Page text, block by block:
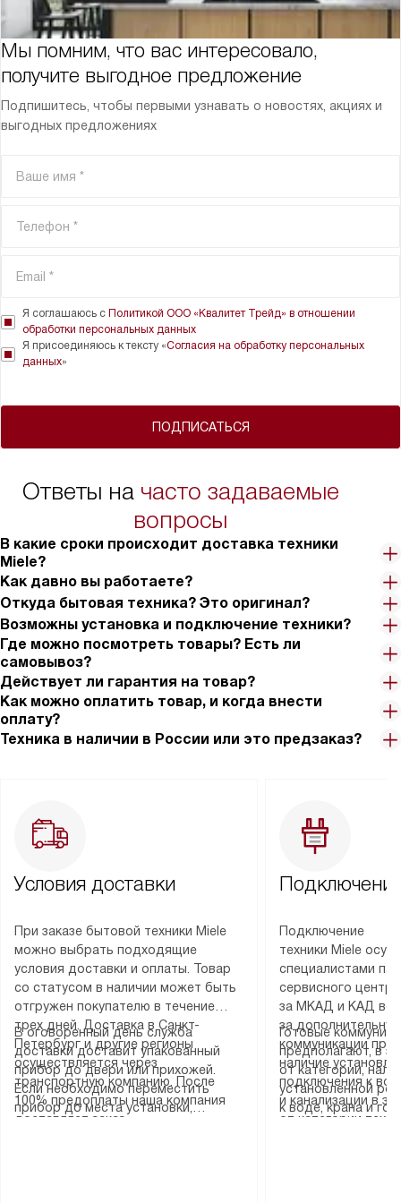
Мы помним, что вас интересовало,
получите выгодное предложение
Подпишитесь, чтобы первыми узнавать о новостях, акциях и
выгодных предложениях
ПОДПИСАТЬСЯ
Я соглашаюсь с Политикой ООО «Квалитет Трейд» в отношении
обработки персональных данных
Я присоединяюсь к тексту «Согласия на обработку персональных
данных»
Ответы на часто задаваемые
вопросы
В какие сроки происходит доставка техники
Miele?
Как давно вы работаете?
Откуда бытовая техника? Это оригинал?
Возможны установка и подключение техники?
Где можно посмотреть товары? Есть ли
самовывоз?
Действует ли гарантия на товар?
Как можно оплатить товар, и когда внести
оплату?
Техника в наличии в России или это предзаказ?
Условия доставки
При заказе бытовой техники Miele
можно выбрать подходящие
условия доставки и оплаты. Товар
со статусом в наличии может быть
отгружен покупателю в течение
трех дней. Доставка в Санкт-
Петербург и другие регионы
осуществляется через
транспортную компанию. После
100% предоплаты наша компания
доставляет заказ
В оговоренный день служба
доставки доставит упакованный
прибор до двери или прихожей.
Если необходимо переместить
прибор до места установки,
Подключение
техники Miele
специалистами
сервисного
за МКАД и КАД
за
коммуникации
наличие
подключения к
и канализации в
от категории
Готовые
предполагают, в
от категории,
установленной
к воде, крана и